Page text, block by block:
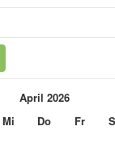
April 2026
Mi Do Fr